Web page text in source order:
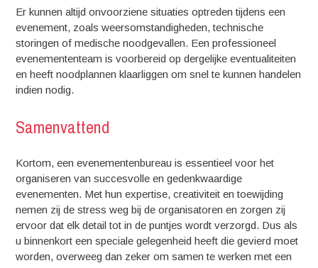
Er kunnen altijd onvoorziene situaties optreden tijdens een
evenement, zoals weersomstandigheden, technische
storingen of medische noodgevallen. Een professioneel
evenemententeam is voorbereid op dergelijke eventualiteiten
en heeft noodplannen klaarliggen om snel te kunnen handelen
indien nodig.
Samenvattend
Kortom, een evenementenbureau is essentieel voor het
organiseren van succesvolle en gedenkwaardige
evenementen. Met hun expertise, creativiteit en toewijding
nemen zij de stress weg bij de organisatoren en zorgen zij
ervoor dat elk detail tot in de puntjes wordt verzorgd. Dus als
u binnenkort een speciale gelegenheid heeft die gevierd moet
worden, overweeg dan zeker om samen te werken met een